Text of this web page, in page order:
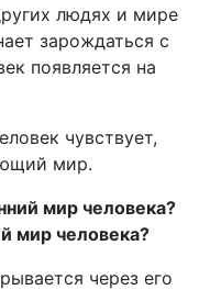
людях и мире
зарождаться с
появляется на
чувствует,
мир.
мир человека?
мир человека?
через его